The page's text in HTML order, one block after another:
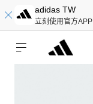
adidas TW
立刻使用官方APP